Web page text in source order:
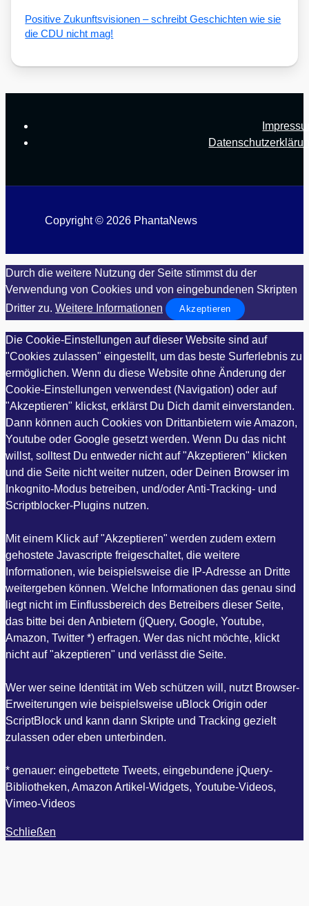
Posi­ti­ve Zukunfts­vi­sio­nen – schreibt Geschich­ten wie sie
die CDU nicht mag!
Copyright © 2026 PhantaNews
Durch die weitere Nutzung der Seite stimmst du der
Verwendung von Cookies und von eingebundenen Skripten
Dritter zu. Weitere Informationen Akzeptieren
Die Cookie-Einstellungen auf dieser Website sind auf
"Cookies zulassen" eingestellt, um das beste Surferlebnis zu
ermöglichen. Wenn du diese Website ohne Änderung der
Cookie-Einstellungen verwendest (Navigation) oder auf
"Akzeptieren" klickst, erklärst Du Dich damit einverstanden.
Dann können auch Cookies von Drittanbietern wie Amazon,
Youtube oder Google gesetzt werden. Wenn Du das nicht
willst, solltest Du entweder nicht auf "Akzeptieren" klicken
und die Seite nicht weiter nutzen, oder Deinen Browser im
Inkognito-Modus betreiben, und/oder Anti-Tracking- und
Scriptblocker-Plugins nutzen.
Mit einem Klick auf "Akzeptieren" werden zudem extern
gehostete Javascripte freigeschaltet, die weitere
Informationen, wie beispielsweise die IP-Adresse an Dritte
weitergeben können. Welche Informationen das genau sind
liegt nicht im Einflussbereich des Betreibers dieser Seite,
das bitte bei den Anbietern (jQuery, Google, Youtube,
Amazon, Twitter *) erfragen. Wer das nicht möchte, klickt
nicht auf "akzeptieren" und verlässt die Seite.
Wer wer seine Identität im Web schützen will, nutzt Browser-
Erweiterungen wie beispielsweise uBlock Origin oder
ScriptBlock und kann dann Skripte und Tracking gezielt
zulassen oder eben unterbinden.
* genauer: eingebettete Tweets, eingebundene jQuery-
Bibliotheken, Amazon Artikel-Widgets, Youtube-Videos,
Vimeo-Videos
Schließen